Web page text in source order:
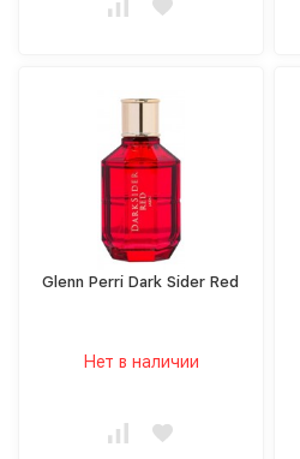
Glenn Perri Dark Sider Red
Нет в наличии